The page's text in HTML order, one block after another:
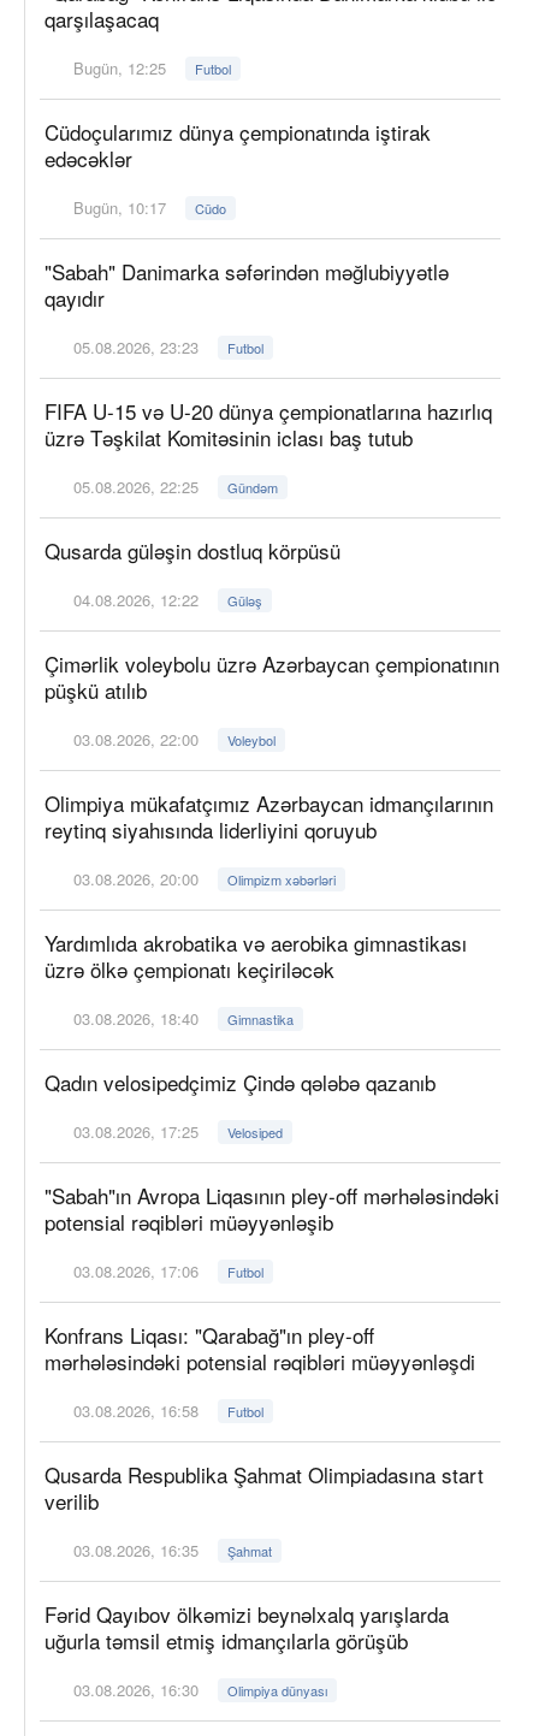
qarşılaşacaq
Bugün, 12:25 Futbol
Cüdoçularımız dünya çempionatında iştirak
edəcəklər
Bugün, 10:17 Cüdo
"Sabah" Danimarka səfərindən məğlubiyyətlə
qayıdır
05.08.2026, 23:23 Futbol
FIFA U-15 və U-20 dünya çempionatlarına hazırlıq
üzrə Təşkilat Komitəsinin iclası baş tutub
05.08.2026, 22:25 Gündəm
Qusarda güləşin dostluq körpüsü
04.08.2026, 12:22 Güləş
Çimərlik voleybolu üzrə Azərbaycan çempionatının
püşkü atılıb
03.08.2026, 22:00 Voleybol
Olimpiya mükafatçımız Azərbaycan idmançılarının
reytinq siyahısında liderliyini qoruyub
03.08.2026, 20:00 Olimpizm xəbərləri
Yardımlıda akrobatika və aerobika gimnastikası
üzrə ölkə çempionatı keçiriləcək
03.08.2026, 18:40 Gimnastika
Qadın velosipedçimiz Çində qələbə qazanıb
03.08.2026, 17:25 Velosiped
"Sabah"ın Avropa Liqasının pley-off mərhələsindəki
potensial rəqibləri müəyyənləşib
03.08.2026, 17:06 Futbol
Konfrans Liqası: "Qarabağ"ın pley-off
mərhələsindəki potensial rəqibləri müəyyənləşdi
03.08.2026, 16:58 Futbol
Qusarda Respublika Şahmat Olimpiadasına start
verilib
03.08.2026, 16:35 Şahmat
Fərid Qayıbov ölkəmizi beynəlxalq yarışlarda
uğurla təmsil etmiş idmançılarla görüşüb
03.08.2026, 16:30 Olimpiya dünyası